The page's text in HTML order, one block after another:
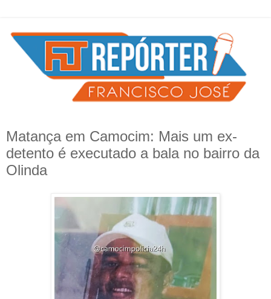
Matança em Camocim: Mais um ex-
detento é executado a bala no bairro da
Olinda